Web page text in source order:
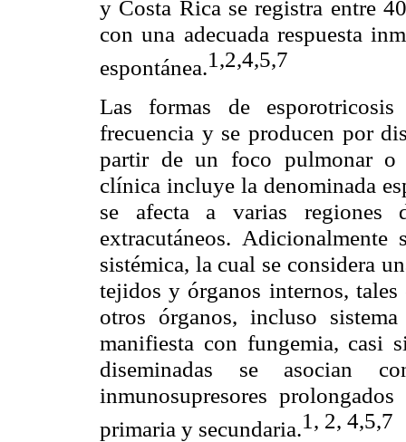
y Costa Rica se registra entre
con una adecuada respuesta
espontánea.1,2,4,5,7
Las formas de
frecuencia y se producen por
partir de un foco pulmonar o
clínica incluye la denominada
se afecta a varias
extracutáneos. Adicionalmente
sistémica, la cual se considera
tejidos y órganos internos,
otros órganos, incluso
manifiesta con fungemia, casi
diseminadas se asocian
inmunosupresores
primaria y secundaria.1, 2, 4,5,7